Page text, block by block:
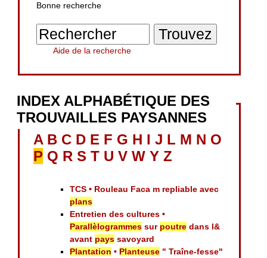
Bonne recherche
Aide de la recherche
INDEX ALPHABÉTIQUE DES
TROUVAILLES PAYSANNES
A B C D E F G H I J L M N O
P Q R S T U V W Y Z
TCS • Rouleau Faca m repliable avec
plans
Entretien des cultures •
Parallèlogrammes sur poutre dans l&
avant pays savoyard
Plantation • Planteuse " Traîne-fesse"